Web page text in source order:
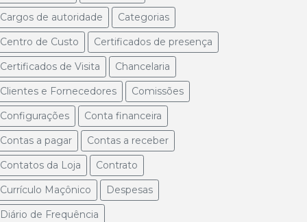
Cargos de autoridade
Categorias
Centro de Custo
Certificados de presença
Certificados de Visita
Chancelaria
Clientes e Fornecedores
Comissões
Configurações
Conta financeira
Contas a pagar
Contas a receber
Contatos da Loja
Contrato
Currículo Maçônico
Despesas
Diário de Frequência